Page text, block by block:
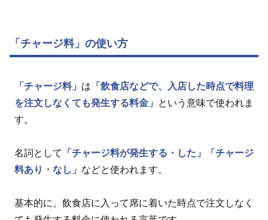
「チャージ料」の使い方
「チャージ料」 は 「飲食店などで、入店した時点で料理
を注文しなくても発生する料金」
という意味で使われま
す。
名詞として 「チャージ料が発生する・した」
「チャージ
料あり・なし」 などと使われます。
基本的に、飲食店に入って席に着いた時点で注文しなく